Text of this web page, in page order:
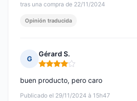
tras una compra de 22/11/2024
Opinión traducida
G
Gérard S.
Nota: 4 de 5
Publicado el 29/11/2024 à 15h47
buen producto, pero caro